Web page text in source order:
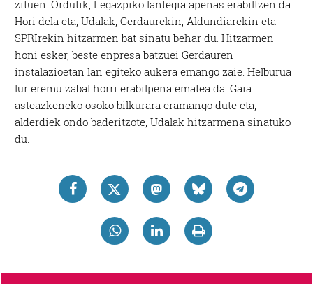
zituen. Ordutik, Legazpiko lantegia apenas erabiltzen da.
Hori dela eta, Udalak, Gerdaurekin, Aldundiarekin eta
SPRIrekin hitzarmen bat sinatu behar du. Hitzarmen
honi esker, beste enpresa batzuei Gerdauren
instalazioetan lan egiteko aukera emango zaie. Helburua
lur eremu zabal horri erabilpena ematea da. Gaia
asteazkeneko osoko bilkurara eramango dute eta,
alderdiek ondo baderitzote, Udalak hitzarmena sinatuko
du.